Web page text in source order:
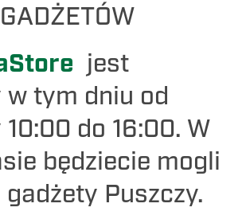
jest
tym dniu od
do 16:00. W
będziecie mogli
Puszczy.